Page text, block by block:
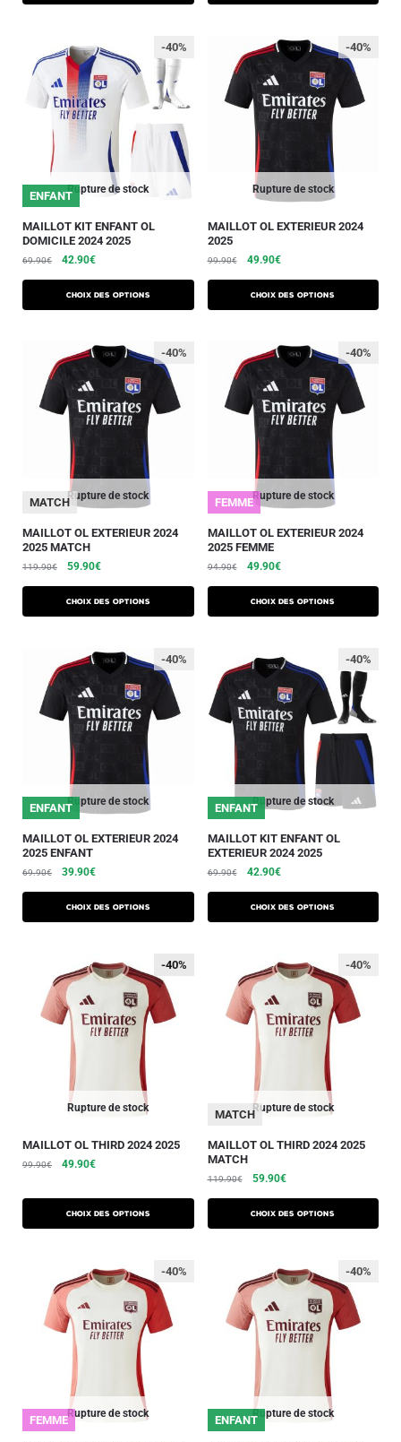
Rupture de stock
ENFANT
-40%
MAILLOT KIT ENFANT OL
DOMICILE 2024 2025
69.90€ 42.90€
Choix des options
Rupture de stock
-40%
MAILLOT OL EXTERIEUR 2024
2025
99.90€ 49.90€
Choix des options
Rupture de stock
-40%
MATCH
MAILLOT OL EXTERIEUR 2024
2025 MATCH
119.90€ 59.90€
Choix des options
Rupture de stock
-40%
FEMME
MAILLOT OL EXTERIEUR 2024
2025 FEMME
94.90€ 49.90€
Choix des options
Rupture de stock
-40%
ENFANT
MAILLOT OL EXTERIEUR 2024
2025 ENFANT
69.90€ 39.90€
Choix des options
Rupture de stock
ENFANT
-40%
MAILLOT KIT ENFANT OL
EXTERIEUR 2024 2025
69.90€ 42.90€
Choix des options
Rupture de stock
-40%
-40%
MAILLOT OL THIRD 2024 2025
99.90€ 49.90€
Choix des options
Rupture de stock
-40%
MATCH
MAILLOT OL THIRD 2024 2025
MATCH
119.90€ 59.90€
Choix des options
Rupture de stock
-40%
FEMME Rupture de stock
-40%
ENFANT